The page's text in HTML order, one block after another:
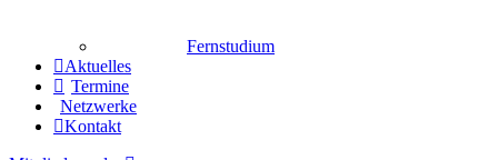
Fernstudium
Aktuelles
Termine
Netzwerke
Kontakt